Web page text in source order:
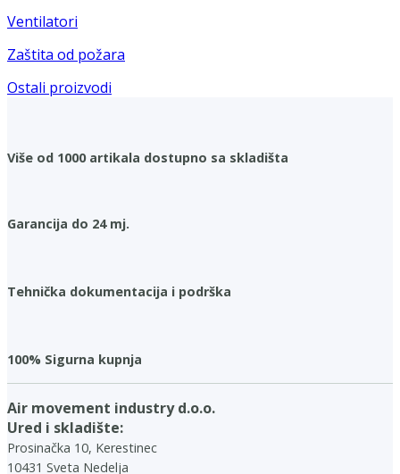
Ventilatori
Zaštita od požara
Ostali proizvodi
Više od 1000 artikala dostupno sa skladišta
Garancija do 24 mj.
Tehnička dokumentacija i podrška
100% Sigurna kupnja
Air movement industry d.o.o.
Ured i skladište:
Prosinačka 10, Kerestinec
10431 Sveta Nedelja